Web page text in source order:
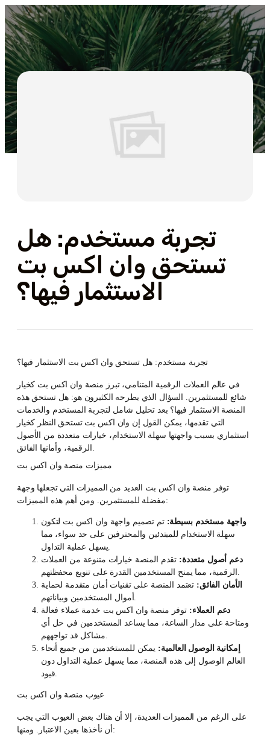
تجربة مستخدم: هل
تستحق وان اكس بت
الاستثمار فيها؟
تجربة مستخدم: هل تستحق وان اكس بت الاستثمار فيها؟
في عالم العملات الرقمية المتنامي، تبرز منصة وان اكس بت كخيار
شائع للمستثمرين. السؤال الذي يطرحه الكثيرون هو: هل تستحق هذه
المنصة الاستثمار فيها؟ بعد تحليل شامل لتجربة المستخدم والخدمات
التي تقدمها، يمكن القول إن وان اكس بت تستحق النظر كخيار
استثماري بسبب واجهتها سهلة الاستخدام، خيارات متعددة من الأصول
الرقمية، وأمانها الفائق.
مميزات منصة وان اكس بت
توفر منصة وان اكس بت العديد من المميزات التي تجعلها وجهة
مفضلة للمستثمرين. ومن أهم هذه المميزات:
واجهة مستخدم بسيطة: تم تصميم واجهة وان اكس بت لتكون
سهلة الاستخدام للمبتدئين والمحترفين على حد سواء، مما
يسهل عملية التداول.
دعم أصول متعددة: تقدم المنصة خيارات متنوعة من العملات
الرقمية، مما يمنح المستخدمين القدرة على تنويع محفظتهم.
الأمان الفائق: تعتمد المنصة على تقنيات أمان متقدمة لحماية
أموال المستخدمين وبياناتهم.
دعم العملاء: توفر منصة وان اكس بت خدمة عملاء فعالة
ومتاحة على مدار الساعة، مما يساعد المستخدمين في حل أي
مشاكل قد تواجههم.
إمكانية الوصول العالمية: يمكن للمستخدمين من جميع أنحاء
العالم الوصول إلى هذه المنصة، مما يسهل عملية التداول دون
قيود.
عيوب منصة وان اكس بت
على الرغم من المميزات العديدة، إلا أن هناك بعض العيوب التي يجب
أن نأخذها بعين الاعتبار. ومنها: